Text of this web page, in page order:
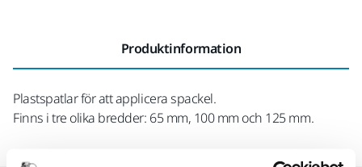
Produktinformation
Plastspatlar för att applicera spackel.
Finns i tre olika bredder: 65 mm, 100 mm och 125 mm.